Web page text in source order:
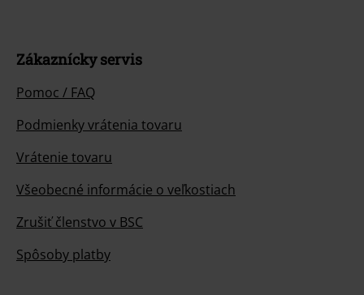
Zákaznícky servis
Pomoc / FAQ
Podmienky vrátenia tovaru
Vrátenie tovaru
Všeobecné informácie o veľkostiach
Zrušiť členstvo v BSC
Spôsoby platby